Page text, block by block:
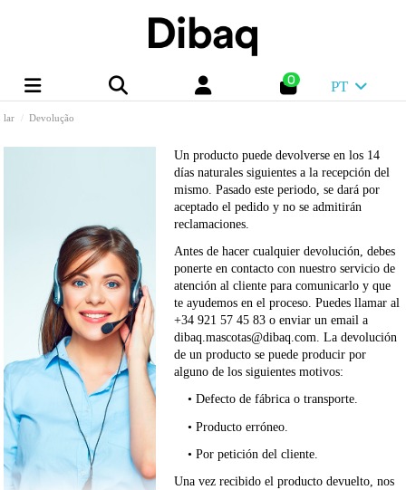
0 PT
lar Devolução
Un producto puede devolverse en los 14
días naturales siguientes a la recepción del
mismo. Pasado este periodo, se dará por
aceptado el pedido y no se admitirán
reclamaciones.
Antes de hacer cualquier devolución, debes
ponerte en contacto con nuestro servicio de
atención al cliente para comunicarlo y que
te ayudemos en el proceso. Puedes llamar al
+34 921 57 45 83 o enviar un email a
dibaq.mascotas@dibaq.com. La devolución
de un producto se puede producir por
alguno de los siguientes motivos:
• Defecto de fábrica o transporte.
• Producto erróneo.
• Por petición del cliente.
Una vez recibido el producto devuelto, nos